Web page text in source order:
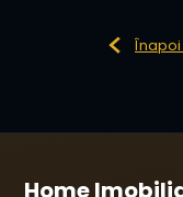
Home